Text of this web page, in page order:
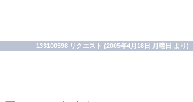
133100598 リクエスト (2005年4月18日 月曜日 より)